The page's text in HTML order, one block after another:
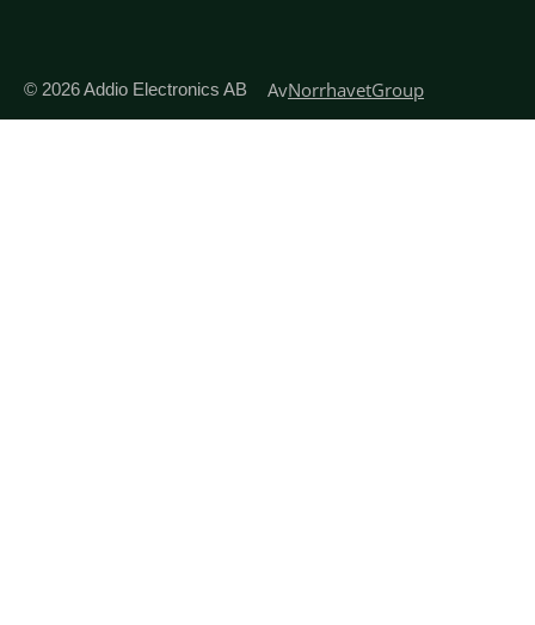
© 2026Addio Electronics AB AvNorrhavetGroup